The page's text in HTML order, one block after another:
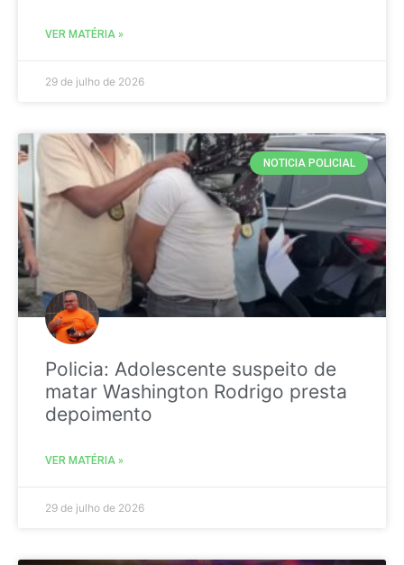
VER MATÉRIA »
29 de julho de 2026
NOTICIA POLICIAL
Policia: Adolescente suspeito de
matar Washington Rodrigo presta
depoimento
VER MATÉRIA »
29 de julho de 2026